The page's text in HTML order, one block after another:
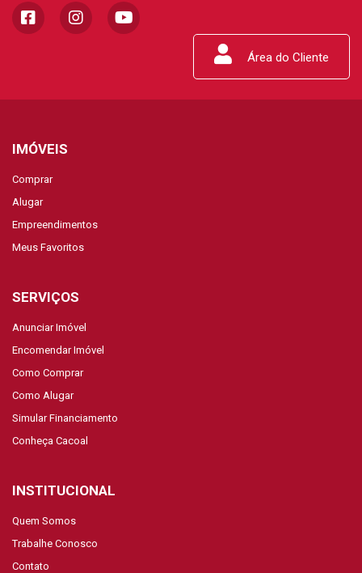
Área do Cliente
IMÓVEIS
Comprar
Alugar
Empreendimentos
Meus Favoritos
SERVIÇOS
Anunciar Imóvel
Encomendar Imóvel
Como Comprar
Como Alugar
Simular Financiamento
Conheça Cacoal
INSTITUCIONAL
Quem Somos
Trabalhe Conosco
Contato